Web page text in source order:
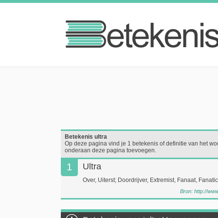
Betekenis ultra
Op deze pagina vind je 1 betekenis of definitie van het
onderaan deze pagina toevoegen.
1 Ultra
Over, Uiterst; Doordrijver, Extremist, Fanaat,
Bron: http://